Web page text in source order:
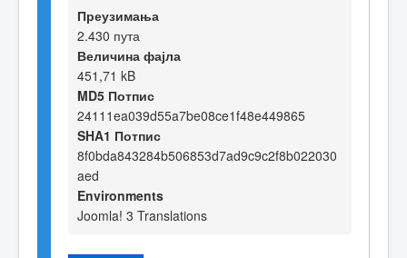
Преузимања
2.430 пута
Величина фајла
451,71 kB
MD5 Потпис
24111ea039d55a7be08ce1f48e449865
SHA1 Потпис
8f0bda843284b506853d7ad9c9c2f8b022030
aed
Environments
Joomla! 3 Translations